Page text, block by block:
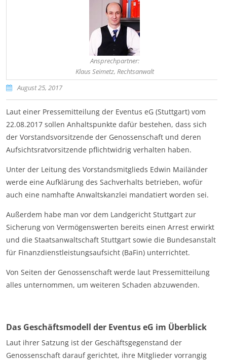
Ansprechpartner:
Klaus Seimetz, Rechtsanwalt
August 25, 2017
Laut einer Pressemitteilung der Eventus eG (Stuttgart) vom
22.08.2017 sollen Anhaltspunkte dafür bestehen, dass sich
der Vorstandsvorsitzende der Genossenschaft und deren
Aufsichtsratvorsitzende pflichtwidrig verhalten haben.
Unter der Leitung des Vorstandsmitglieds Edwin Mailänder
werde eine Aufklärung des Sachverhalts betrieben, wofür
auch eine namhafte Anwaltskanzlei mandatiert worden sei.
Außerdem habe man vor dem Landgericht Stuttgart zur
Sicherung von Vermögenswerten bereits einen Arrest erwirkt
und die Staatsanwaltschaft Stuttgart sowie die Bundesanstalt
für Finanzdienstleistungsaufsicht (BaFin) unterrichtet.
Von Seiten der Genossenschaft werde laut Pressemitteilung
alles unternommen, um weiteren Schaden abzuwenden.
Das Geschäftsmodell der Eventus eG im Überblick
Laut ihrer Satzung ist der Geschäftsgegenstand der
Genossenschaft darauf gerichtet, ihre Mitglieder vorrangig